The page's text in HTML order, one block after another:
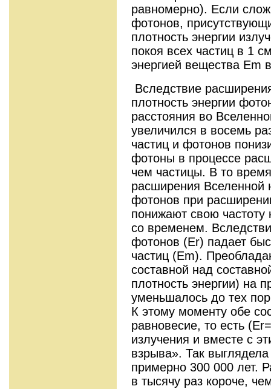
равномерно). Если
фотонов,
плотность энергии
покоя всех частиц в 1
энергией вещества Em
Вследствие
плотность энергии
расстояния во
увеличился в восемь
частиц и фотонов
фотоны в процессе
чем частицы. В то
расширения Вселенной
фотонов при
понижают свою частоту
со временем.
фотонов (Er) падает
частиц (Em).
составной над
плотность энергии) на
уменьшалось до тех
К этому моменту обе
равновесие, то есть
излучения и вместе с
взрыва». Так
примерно 300 000 лет.
в тысячу раз короче,